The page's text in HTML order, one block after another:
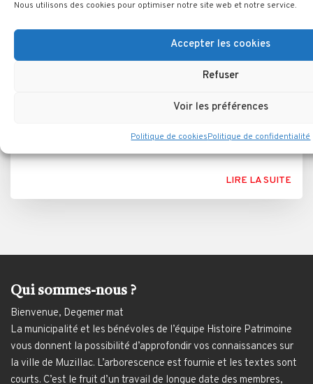
Nous utilisons des cookies pour optimiser notre site web et notre service.
Accepter les cookies
Refuser
Voir les préférences
Politique de cookiesPolitique de confidentialité
Marc DECENNEUX « La Bretagne
romane » Editions Ouest-France,
aux comtes de Bretagne
LIRE LA SUITE
Qui sommes-nous ?
Bienvenue, Degemer mat
La municipalité et les bénévoles de l’équipe Histoire Patrimoine
vous donnent la possibilité d’approfondir vos connaissances sur
la ville de Muzillac. L’arborescence est fournie et les textes sont
courts. C’est le fruit d’un travail de longue date des membres,